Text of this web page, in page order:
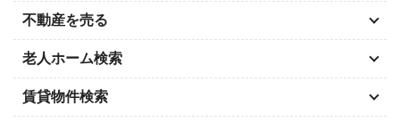
不動産を売る
老人ホーム検索
賃貸物件検索